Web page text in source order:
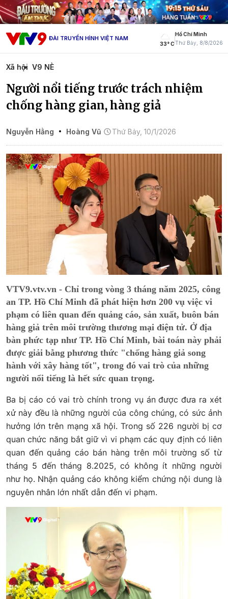
ĐÀI TRUYỀN HÌNH VIỆT NAM
33° C
Hồ Chí Minh
Thứ Bảy, 8/8/2026
Xã hội V9 NÈ
Người nổi tiếng trước trách nhiệm
chống hàng gian, hàng giả
Nguyễn Hằng Hoàng Vũ Thứ Bảy, 10/1/2026
VTV9.vtv.vn - Chỉ trong vòng 3 tháng năm 2025, công
an TP. Hồ Chí Minh đã phát hiện hơn 200 vụ việc vi
phạm có liên quan đến quảng cáo, sản xuất, buôn bán
hàng giả trên môi trường thương mại điện tử. Ở địa
bàn phức tạp như TP. Hồ Chí Minh, bài toán này phải
được giải bằng phương thức "chống hàng giả song
hành với xây hàng tốt", trong đó vai trò của những
người nổi tiếng là hết sức quan trọng.
Ba bị cáo có vai trò chính trong vụ án được đưa ra xét
xử này đều là những người của công chúng, có sức ảnh
hưởng lớn trên mạng xã hội. Trong số 226 người bị cơ
quan chức năng bắt giữ vì vi phạm các quy định có liên
quan đến quảng cáo bán hàng trên môi trường số từ
tháng 5 đến tháng 8.2025, có không ít những người
như họ. Nhận quảng cáo không kiểm chứng nội dung là
nguyên nhân lớn nhất dẫn đến vi phạm.